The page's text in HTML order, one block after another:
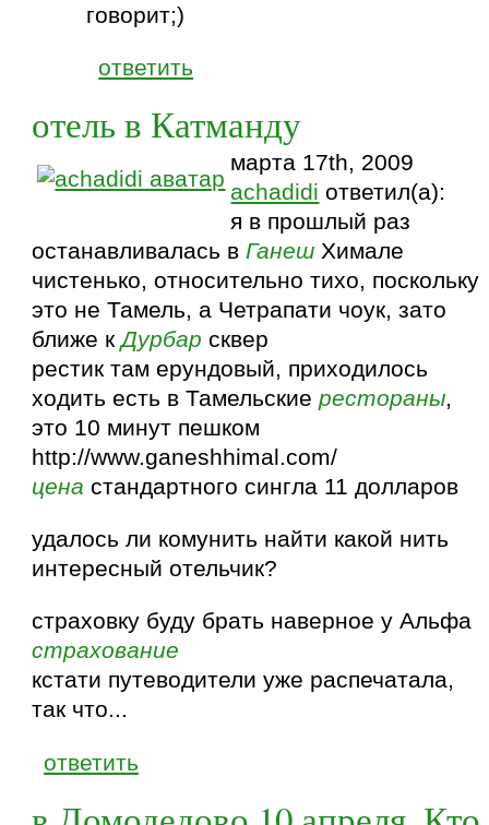
говорит;)
ответить
отель в Катманду
марта 17th, 2009
achadidi ответил(а):
я в прошлый раз
останавливалась в Ганеш Химале
чистенько, относительно тихо, поскольку
это не Тамель, а Четрапати чоук, зато
ближе кДурбар сквер
рестик там ерундовый, приходилось
ходить есть в Тамельскиерестораны,
это 10 минут пешком
http://www.ganeshhimal.com/
цена стандартного сингла 11 долларов
удалось ли комунить найти какой нить
интересный отельчик?
страховку буду брать наверное у Альфа
страхование
кстати путеводители уже распечатала,
так что...
ответить